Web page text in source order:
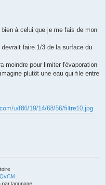
à celui que je me fais de mon
faire 1/3 de la surface du
moindre pour limiter l'évaporation
plutôt une eau qui file entre
u/f86/19/14/68/56/filtre10.jpg
par lagunage